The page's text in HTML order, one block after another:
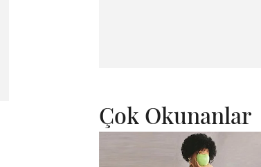
Çok Okunanlar